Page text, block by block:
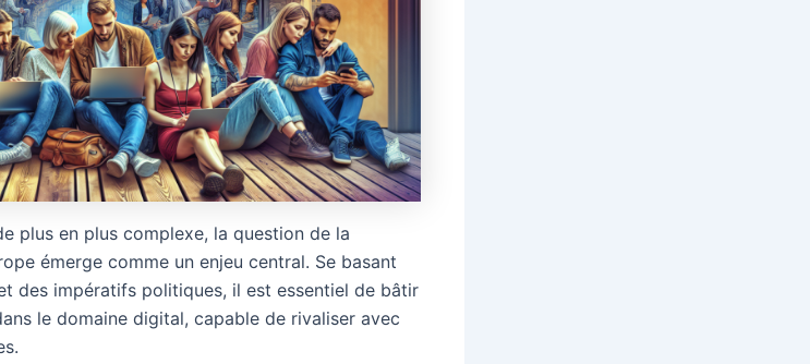
plus en plus complexe, la question de la
émerge comme un enjeu central. Se basant
des impératifs politiques, il est essentiel de bâtir
le domaine digital, capable de rivaliser avec